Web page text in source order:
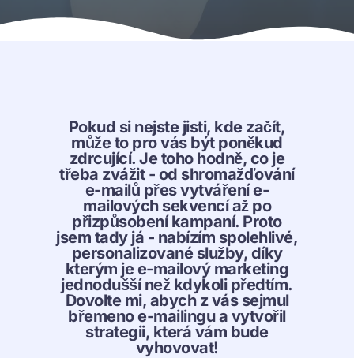
Pokud si nejste jisti, kde začít,
může to pro vás být poněkud
zdrcující. Je toho hodně, co je
třeba zvážit - od shromažďování
e-mailů přes vytváření e-
mailových sekvencí až po
přizpůsobení kampaní. Proto
jsem tady já - nabízím spolehlivé,
personalizované služby, díky
kterým je e-mailový marketing
jednodušší než kdykoli předtím.
Dovolte mi, abych z vás sejmul
břemeno e-mailingu a vytvořil
strategii, která vám bude
vyhovovat!